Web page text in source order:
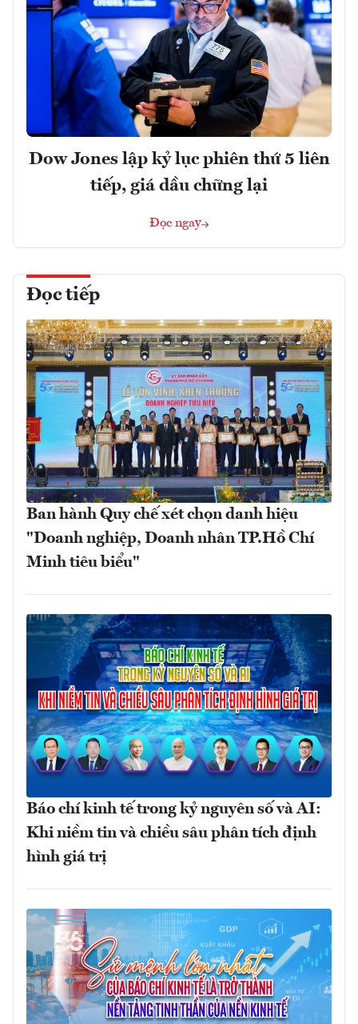
Dow Jones lập kỷ lục phiên thứ 5 liên
tiếp, giá dầu chững lại
Đọc ngay
Đọc tiếp
Ban hành Quy chế xét chọn danh hiệu
"Doanh nghiệp, Doanh nhân TP.Hồ Chí
Minh tiêu biểu"
Báo chí kinh tế trong kỷ nguyên số và AI:
Khi niềm tin và chiều sâu phân tích định
hình giá trị